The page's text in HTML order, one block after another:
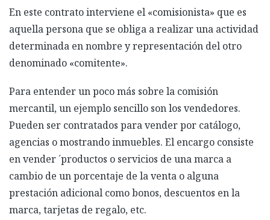
En este contrato interviene el «comisionista» que es
aquella persona que se obliga a realizar una actividad
determinada en nombre y representación del otro
denominado «comitente».
Para entender un poco más sobre la comisión
mercantil, un ejemplo sencillo son los vendedores.
Pueden ser contratados para vender por catálogo,
agencias o mostrando inmuebles. El encargo consiste
en vender ´productos o servicios de una marca a
cambio de un porcentaje de la venta o alguna
prestación adicional como bonos, descuentos en la
marca, tarjetas de regalo, etc.